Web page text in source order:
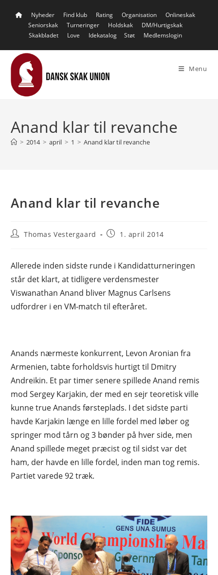
Nyheder Find klub Rating Organisation
Onlineskak
Seniorskak
Turneringer Holdskak
DM/Hurtigskak
Skakbladet
Love Idekatalog Støt Medlemslogin
Menu
Anand klar til revanche
> 2014 > april > 1 > Anand klar til revanche
Anand klar til revanche
PostThomas Vestergaard
Post1. april 2014
Allerede inden sidste runde i Kandidatturneringen
står det klart, at tidligere verdensmester
Viswanathan Anand bliver Magnus Carlsens
udfordrer i en VM-match til efteråret.
Anands nærmeste konkurrent, Levon Aronian fra
Armenien, tabte forholdsvis hurtigt til Dmitry
Andreikin. Et par timer senere spillede Anand remis
mod Sergey Karjakin, der med en sejr teoretisk ville
kunne true Anands førsteplads. I det sidste parti
havde Karjakin længe en lille fordel med løber og
springer mod tårn og 3 bønder på hver side, men
Anand spillede meget præcist og til sidst var det
ham, der havde en lille fordel, inden man tog remis.
Partiet varede 92 træk.